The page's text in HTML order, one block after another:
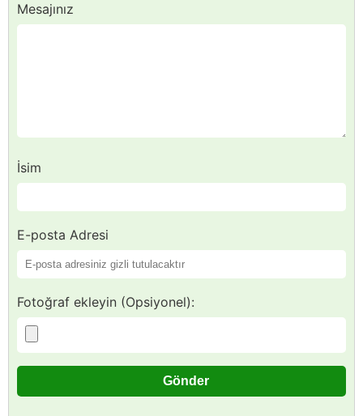
Mesajınız
İsim
E-posta Adresi
Fotoğraf ekleyin (Opsiyonel):